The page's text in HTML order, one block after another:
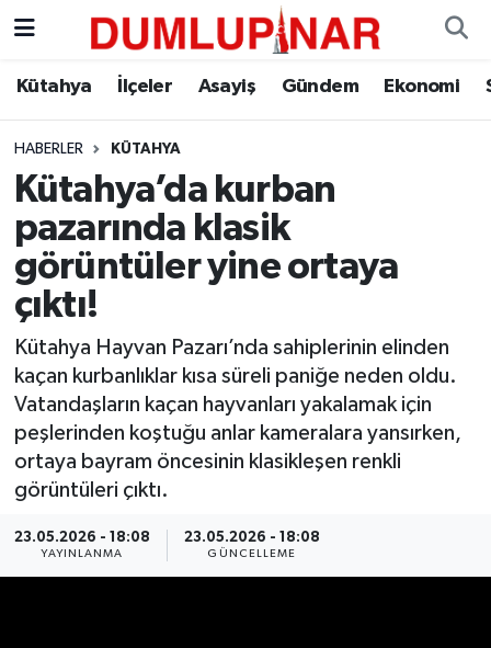
Kütahya İlçeler Asayiş Gündem Ekonomi
HABERLER KÜTAHYA
Kütahya’da kurban
pazarında klasik
görüntüler yine ortaya
çıktı!
Kütahya Hayvan Pazarı’nda sahiplerinin elinden
kaçan kurbanlıklar kısa süreli paniğe neden oldu.
Vatandaşların kaçan hayvanları yakalamak için
peşlerinden koştuğu anlar kameralara yansırken,
ortaya bayram öncesinin klasikleşen renkli
görüntüleri çıktı.
23.05.2026 - 18:08
YAYINLANMA
23.05.2026 - 18:08
GÜNCELLEME
Asayiş
Diğer
Dünya
Eğitim
Ekonomi
Eleman
Emlak
Gündem
Haber
Kütahya Hava Durumu
Kütahya Trafik Yoğunluk Haritası
Süper Lig Puan Durumu ve Fikstür
Tüm Manşetler
Son Dakika Haberleri
Haber Arşivi